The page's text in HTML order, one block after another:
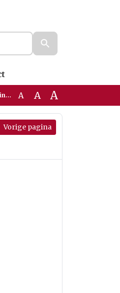
A A A
Vorige pagina